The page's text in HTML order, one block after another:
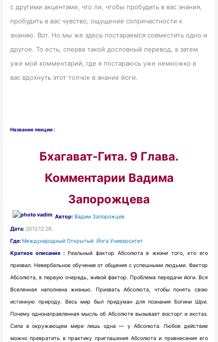
с другими акцентами, что ли, чтобы пробудить в вас знания,
пробудить в вас чувство, ощущение сопричастности к
знанию. Вот. Но мы же здесь постараемся совместить одно и
другое. То есть, сперва такой дословный перевод, а затем
уже мой комментарий, где я постараюсь уже немножко в
вас вдохнуть этот толчок в знание йоги.
Название лекции :
Бхагават-Гита. 9 Глава.
Комментарии Вадима
Запорожцева
Автор: Вадим Запорожцев
Дата: 2012.12.29.
Где: Международный Открытый Йога Университет
Краткое описание : Реальный фактор Абсолюта в жизни того, кто его
призвал. Невербальное обучение от общения с успешными людьми. Фактор
Абсолюта, в первую очередь, живой фактор. Проблема передачи йоги. Вся
Вселенная наполнена жизнью. Призвать Абсолюта, чтобы понять свою
истинную природу. Весь мир был придуман для познания Богини Шри.
Почему однонаправленная мысль об Абсолюте вызывает восторг и экстаз.
Сила в окружающем мире лишь одна — у Абсолюта. Любое действие
можно превратить в практику приглашения Абсолюта и привнесения его